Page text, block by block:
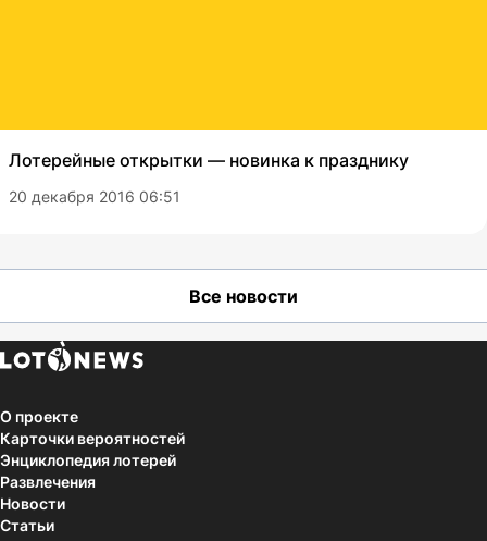
Лотерейные открытки — новинка к празднику
20 декабря 2016 06:51
Все новости
О проекте
Карточки вероятностей
Энциклопедия лотерей
Развлечения
Новости
Статьи